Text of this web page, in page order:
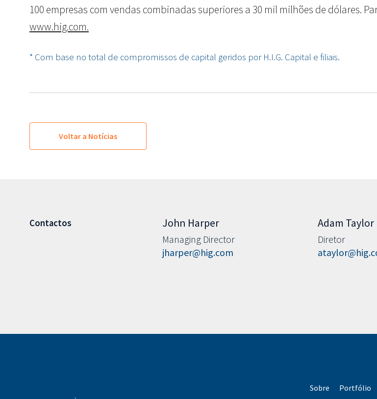
100 empresas com vendas combinadas superiores a 30 mil milhões de dólares.
www.hig.com.
* Com base no total de compromissos de capital geridos por H.I.G. Capital e filiais.
Voltar a Notícias
Contactos John Harper
Managing Director
jharper@hig.com
Adam Taylor
Diretor
Sobre Portfólio